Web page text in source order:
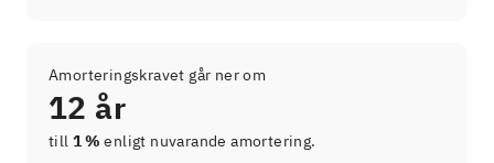
Amorteringskravet går ner om
12 år
till 1 % enligt nuvarande amortering.